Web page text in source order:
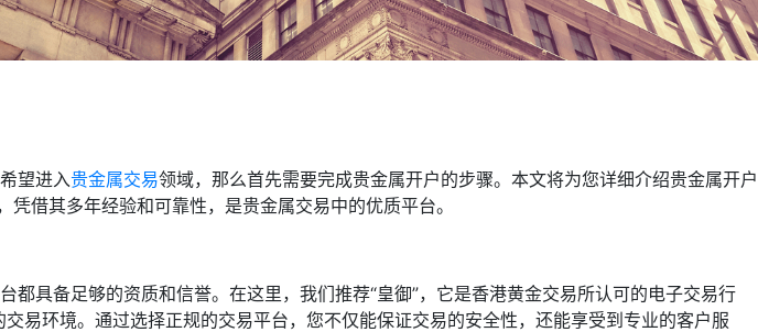
望进入贵金属交易领域，那么首先需要完成贵金属开户的步骤。本文将为您详细介绍贵金属开户
借其多年经验和可靠性，是贵金属交易中的优质平台。
具备足够的资质和信誉。在这里，我们推荐“皇御”，它是香港黄金交易所认可的电子交易行
易环境。通过选择正规的交易平台，您不仅能保证交易的安全性，还能享受到专业的客户服